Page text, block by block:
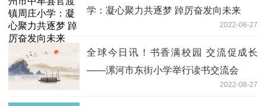
学：凝心聚力共逐梦 踔厉奋发向未来
2022-08-27
全球今日讯！书香满校园 交流促成长
——漯河市东街小学举行读书交流会
2022-08-27